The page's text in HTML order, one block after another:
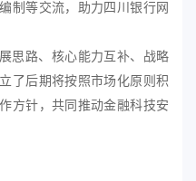
制等交流，助力四川银行网
思路、核心能力互补、战略
了后期将按照市场化原则积
方针，共同推动金融科技安